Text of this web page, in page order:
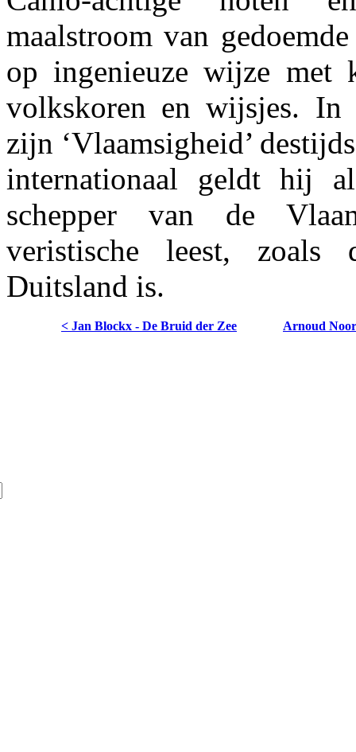
maalstroom van
op ingenieuze wijze met
volkskoren en wijsjes. In
zijn ‘Vlaamsigheid’
internationaal geldt hij
schepper van de
veristische leest, zoals
Duitsland is.
< Jan Blockx - De Bruid der Zee Arnoud